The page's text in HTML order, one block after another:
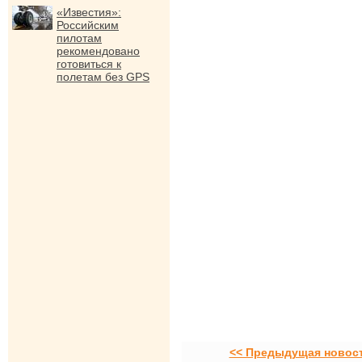
«Известия»:
Российским
пилотам
рекомендовано
готовиться к
полетам без GPS
<< Предыдущая